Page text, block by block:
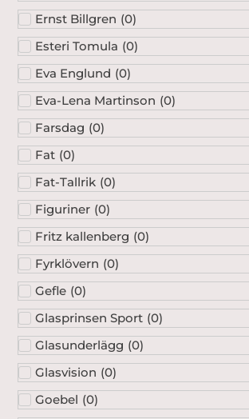
Ernst Billgren (0)
Esteri Tomula (0)
Eva Englund (0)
Eva-Lena Martinson (0)
Farsdag (0)
Fat (0)
Fat-Tallrik (0)
Figuriner (0)
Fritz kallenberg (0)
Fyrklövern (0)
Gefle (0)
Glasprinsen Sport (0)
Glasunderlägg (0)
Glasvision (0)
Goebel (0)